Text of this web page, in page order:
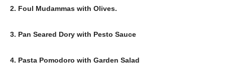
2. Foul Mudammas with Olives.
3. Pan Seared Dory with Pesto Sauce
4. Pasta Pomodoro with Garden Salad